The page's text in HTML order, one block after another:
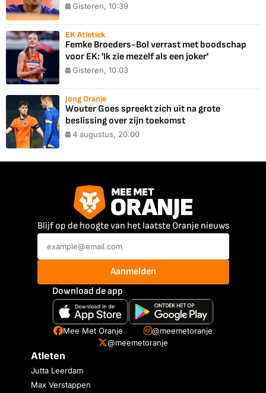
Gisteren, 10:39
EK Atletiek
Femke Broeders-Bol verrast met boodschap
voor EK: 'Ik zie mezelf als een joker'
Gisteren, 10:03
Jong Oranje
Wouter Goes spreekt zich uit na grote
beslissing over zijn toekomst
4 augustus, 20:00
Blijf op de hoogte van het laatste Oranje nieuws
Aanmelden
Download de app
Mee Met Oranje
@meemetoranje
@meemetoranje
Atleten
Jutta Leerdam
Max Verstappen